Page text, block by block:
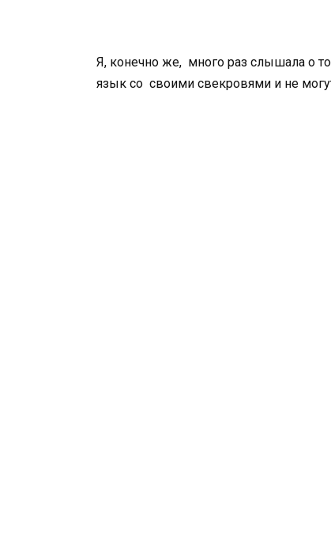
Я, конечно же, много раз слышала о
язык со своими свекровями и не